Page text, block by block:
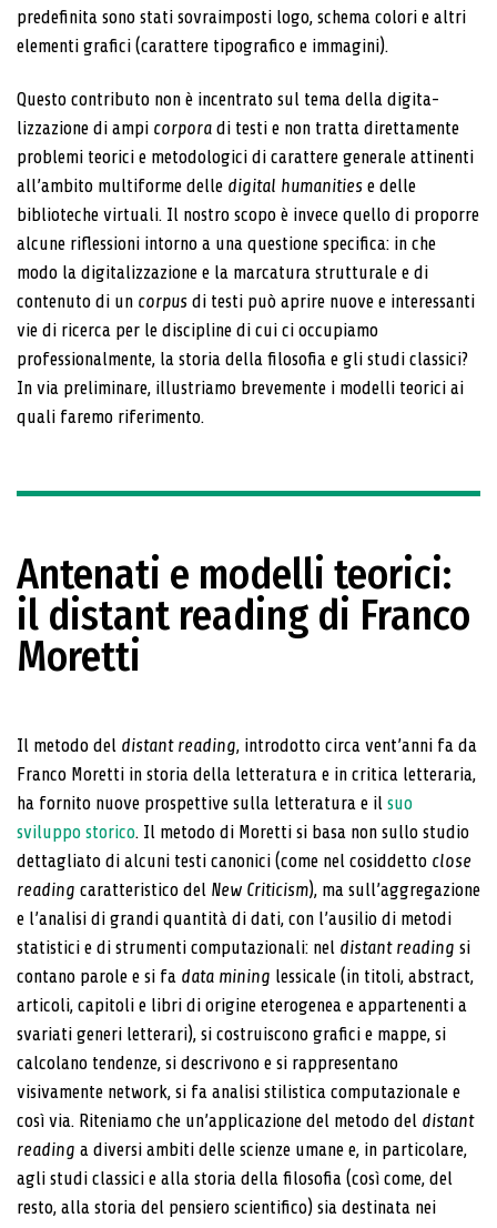
predefinita sono stati sovraimposti logo, schema colori e altri
elementi grafici (carattere tipogra­fico e immagini).
Questo contributo non è incentrato sul tema della digita­
lizzazione di ampi corpora di testi e non tratta direttamen­te
problemi teorici e metodologici di carattere generale attinenti
all’ambito multiforme delle digital humanities e delle
biblioteche virtuali. Il nostro scopo è invece quel­lo di proporre
alcune riflessioni intorno a una questione specifica: in che
modo la digitalizzazione e la marcatura strutturale e di
contenuto di un corpus di testi può aprire nuove e interessanti
vie di ricerca per le discipline di cui ci occupiamo
professionalmente, la storia della filosofia e gli studi classici?
In via preliminare, illustriamo breve­mente i modelli teorici ai
quali faremo riferimento.
Antenati e modelli teorici:
il distant reading di Franco
Moretti
Il metodo del distant reading, introdotto circa vent’anni fa da
Franco Moretti in storia della letteratura e in critica letteraria,
ha fornito nuove prospettive sulla letteratura e il suo
sviluppo storico. Il metodo di Moretti si basa non sullo studio
dettagliato di alcuni testi canonici (come nel cosiddetto close
reading caratteristico del New Critici­sm), ma sull’aggregazione
e l’analisi di grandi quantità di dati, con l’ausilio di metodi
statistici e di strumenti computazionali: nel distant reading si
contano parole e si fa data mining lessicale (in titoli, abstract,
artico­li, capitoli e libri di origine eterogenea e appartenenti a
svariati generi letterari), si costruiscono grafici e mappe, si
calcolano tendenze, si descrivono e si rappresentano
visivamente network, si fa analisi stilistica computazio­nale e
così via. Riteniamo che un’applicazione del me­todo del distant
reading a diversi ambiti delle scienze umane e, in particolare,
agli studi classici e alla storia della filosofia (così come, del
resto, alla storia del pen­siero scientifico) sia destinata nei